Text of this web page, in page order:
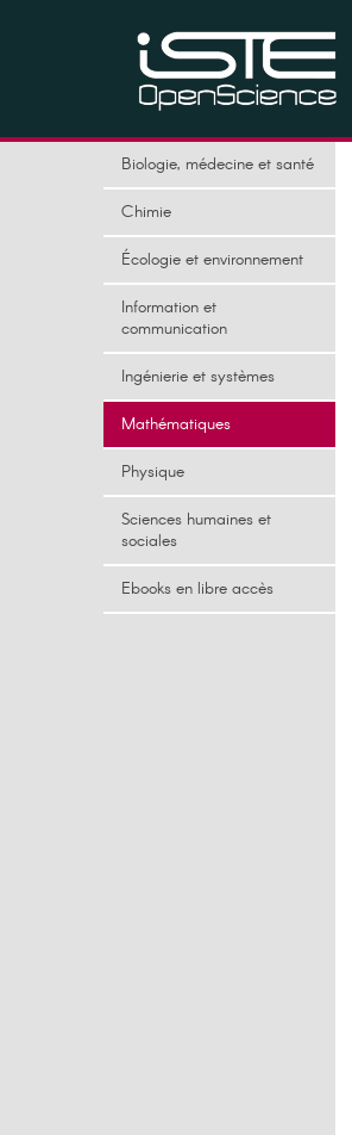
Biologie, médecine et santé
Chimie
Écologie et environnement
Information et
communication
Ingénierie et systèmes
Mathématiques
Physique
Sciences humaines et
sociales
Ebooks en libre accès